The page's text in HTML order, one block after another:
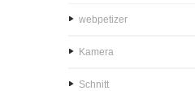
webpetizer
Kamera
Schnitt